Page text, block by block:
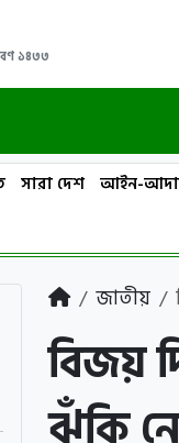
১৪৩৩
সারা দেশ আইন-
জাতীয়
বিজয়